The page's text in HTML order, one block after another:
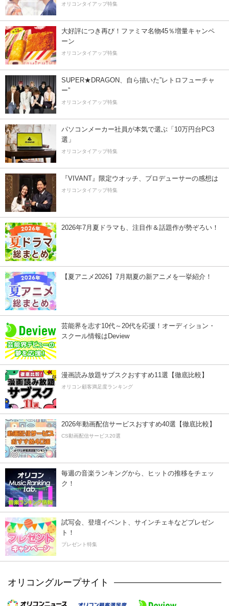
オリコンタイアップ特集
大好評につき再び！ファミマ名物45％増量キャンペ
ーン
オリコンタイアップ特集
SUPER★DRAGON、自ら描いた”レトロフューチャ
ー”
オリコンタイアップ特集
パソコンメーカー社員が本気で選ぶ「10万円台PC3
選」
オリコンタイアップ特集
『VIVANT』限定ウオッチ、プロデューサーの感想は
オリコンタイアップ特集
2026年7月夏ドラマも、注目作＆話題作が勢ぞろい！
【夏アニメ2026】7月期夏の新アニメを一挙紹介！
芸能界を志す10代～20代を応援！オーディション・
スクール情報はDeview
漫画読み放題サブスクおすすめ11選【徹底比較】
オリコン顧客満足度ランキング
2026年動画配信サービスおすすめ40選【徹底比較】
CS動画配信サービス20選
毎週の音楽ランキングから、ヒットの推移をチェッ
ク！
試写会、登壇イベント、サインチェキなどプレゼン
ト！
プレゼント特集
オリコングループサイト